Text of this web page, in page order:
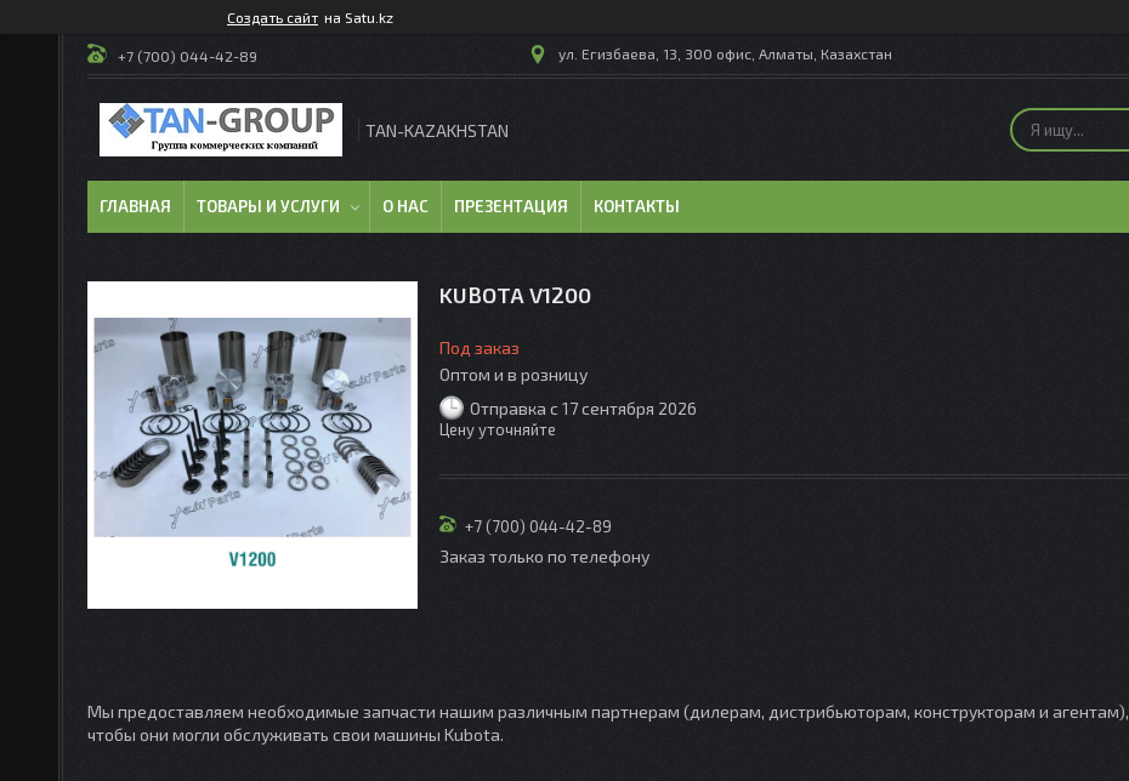
Создать сайт на Satu.kz
+7 (700) 044-42-89 ул. Егизбаева, 13, 300 офис, Алматы, Казахстан
TAN-KAZAKHSTAN
ГЛАВНАЯ ТОВАРЫ И УСЛУГИ О НАС ПРЕЗЕНТАЦИЯ КОНТАКТЫ
KUBOTA V1200
Под заказ
Оптом и в розницу
Отправка с 17 сентября 2026
Цену уточняйте
+7 (700) 044-42-89
Заказ только по телефону
Мы предоставляем необходимые запчасти нашим различным партнерам (дилерам, дистрибьюторам, конструкторам и агентам),
чтобы они могли обслуживать свои машины Kubota.